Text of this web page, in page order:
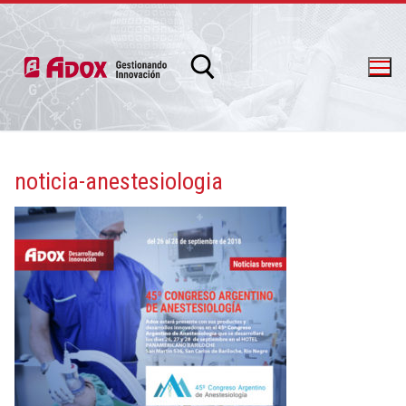
info@adox.com.ar whatsapp: 54 9 11 6230 2470
PRODUCTOS Y SERVICIOS
noticia-anestesiologia